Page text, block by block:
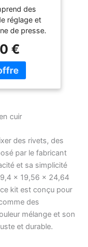
des
pression
des
réglage et
de presse.
à main,
de 9
bouton
anneau ouvert
matrices de
à
de 12,5
de bouton
ressort
15 mm. Les
€
cuir
des rivets, des
par le fabricant
et sa simplicité
9,4 x 19,56 x 24,64
kit est conçu pour
des
mélange et son
et durable.